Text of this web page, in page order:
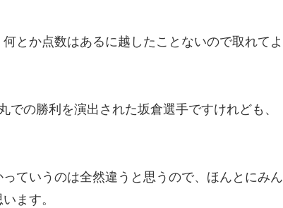
とか点数はあるに越したことないので取れてよ
の勝利を演出された坂倉選手ですけれども、
ていうのは全然違うと思うので、ほんとにみん
ます。